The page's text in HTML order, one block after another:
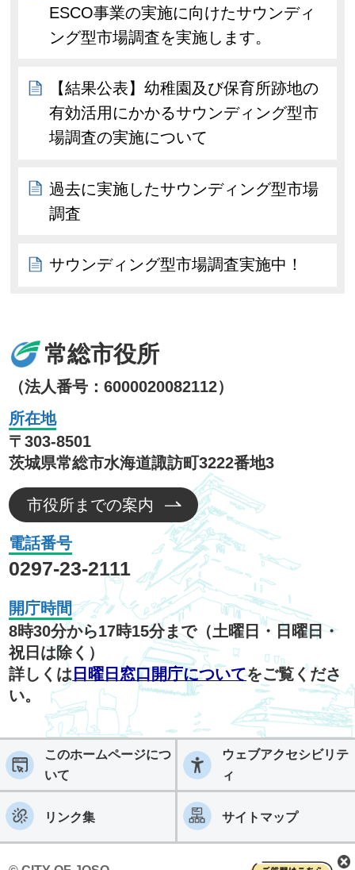
ESCO事業の実施に向けたサウンディ
ング型市場調査を実施します。
【結果公表】幼稚園及び保育所跡地の
有効活用にかかるサウンディング型市
場調査の実施について
過去に実施したサウンディング型市場
調査
サウンディング型市場調査実施中！
常総市役所
（法人番号：6000020082112）
所在地
〒303-8501
茨城県常総市水海道諏訪町3222番地3
市役所までの案内
電話番号
0297-23-2111
開庁時間
8時30分から17時15分まで（土曜日・日曜日・
祝日は除く）
詳しくは 日曜日窓口開庁についてをご覧くださ
い。
このホームページにつ
いて
ウェブアクセシビリテ
ィ
リンク集 サイトマップ